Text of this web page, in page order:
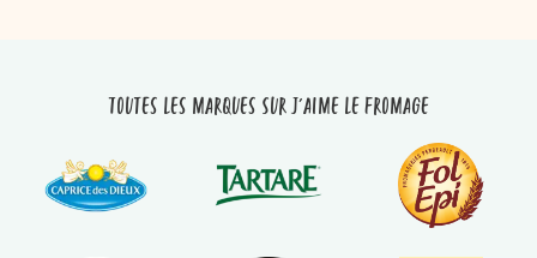
Toutes les marques sur J'aime le fromage